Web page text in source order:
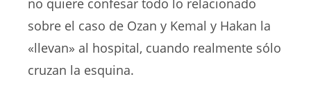
no quiere confesar todo lo relacionado
sobre el caso de Ozan y Kemal y Hakan la
«llevan» al hospital, cuando realmente sólo
cruzan la esquina.